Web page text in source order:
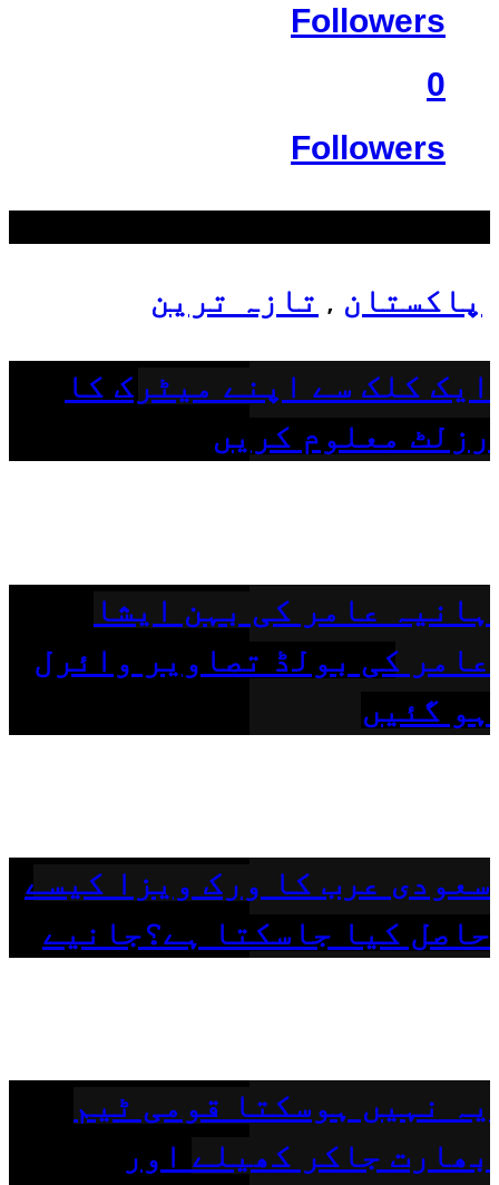
Followers
0
Followers
پاکستان , تازہ ترین
ایک کلک سے اپنے میٹرک کا
رزلٹ معلوم کریں
ہانیہ عامر کی بہن ایشا
عامر کی بولڈ تصاویر وائرل
ہو گئیں
سعودی عرب کا ورک ویزا کیسے
حاصل کیا جاسکتا ہے؟جانیے
یہ نہیں ہوسکتا قومی ٹیم
بھارت جاکر کھیلے اور